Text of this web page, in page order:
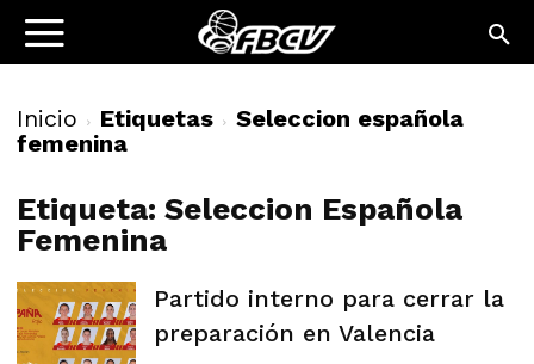
Inicio Etiquetas
Seleccion española
femenina
Etiqueta: Seleccion Española
Femenina
Partido interno para cerrar la
preparación en Valencia